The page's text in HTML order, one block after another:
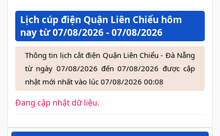
Lịch cúp điện Quận Liên Chiểu hôm
nay từ 07/08/2026 - 07/08/2026
Thông tin lịch cắt điện Quận Liên Chiểu - Đà Nẵng
từ ngày 07/08/2026 đến 07/08/2026 được cập
nhật mới nhất vào lúc 07/08/2026 00:08
Đang cập nhật dữ liệu.